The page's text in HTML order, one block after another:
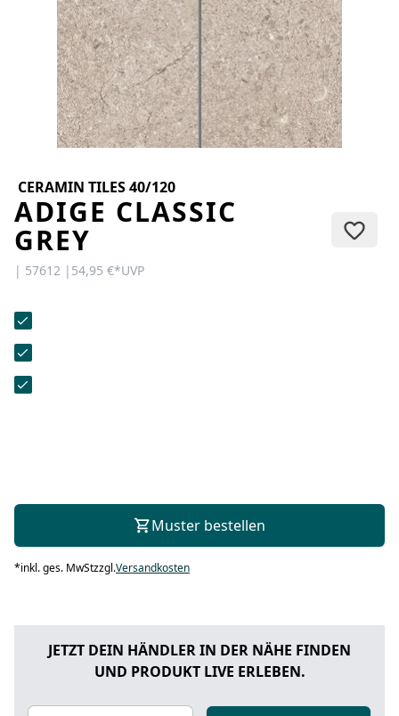
KONTAKT
Sie haben Fragen oder wünschen
eine persönliche Beratung?
Unser Team ist für Sie da –
schnell, freundlich und
kompetent. Schreiben Sie uns,
unser Kontaktformular.
CERAMIN TILES 40/120
ADIGE CLASSIC
GREY
| 57612 | 54,95 €*UVP
Muster bestellen
*inkl. ges. MwStzzgl.Versandkosten
JETZT DEIN HÄNDLER IN DER NÄHE FINDEN
UND PRODUKT LIVE ERLEBEN.